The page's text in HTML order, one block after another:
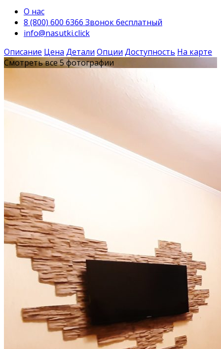
О нас
8 (800) 600 6366 Звонок бесплатный
info@nasutki.click
Описание Цена Детали Опции Доступность На карте
Смотреть все 5 фотографии